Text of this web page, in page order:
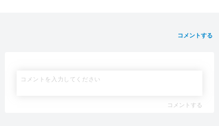
コメントする
コメントする